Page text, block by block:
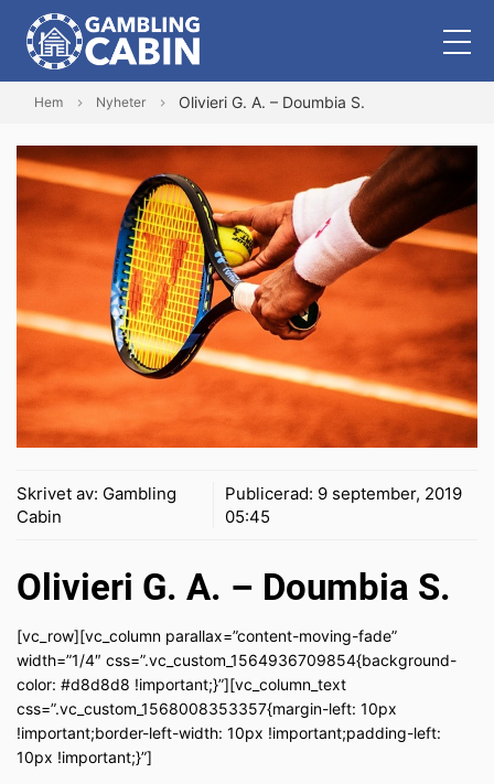
Hem Nyheter Olivieri G. A. – Doumbia S.
Skrivet av: Gambling
Cabin
Publicerad: 9 september, 2019
05:45
Olivieri G. A. – Doumbia S.
[vc_row][vc_column parallax=”content-moving-fade”
width=”1/4″ css=”.vc_custom_1564936709854{background-
color: #d8d8d8 !important;}”][vc_column_text
css=”.vc_custom_1568008353357{margin-left: 10px
!important;border-left-width: 10px !important;padding-left:
10px !important;}”]